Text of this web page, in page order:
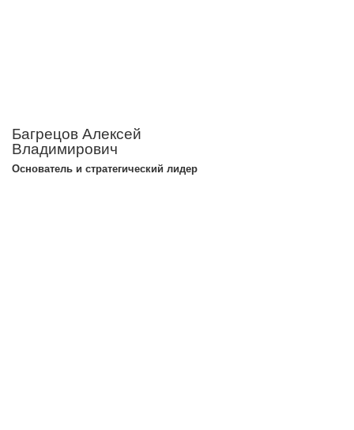
Багрецов Алексей
Владимирович
Основатель и стратегический лидер